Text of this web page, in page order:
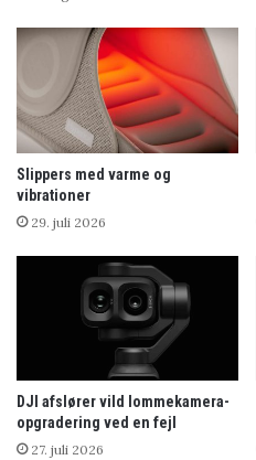
Slippers med varme og
vibrationer
29. juli 2026
DJI afslører vild lommekamera-
opgradering ved en fejl
27. juli 2026